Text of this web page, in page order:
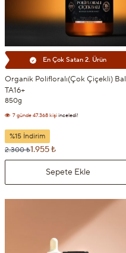
En Çok Satan 2. Ürün
Organik Polifloralı(Çok Çiçekli) Bal
TA16+
850g
7 günde
7 günde4.664 kişisepetine ekledi!
%15 İndirim
2.300 ₺1.955 ₺
Sepete Ekle